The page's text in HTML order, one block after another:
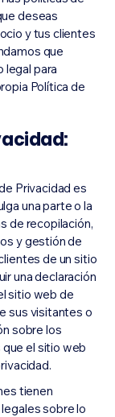
deseas
y tus clientes
que
legal para
Política de
Privacidad es
una parte o la
de recopilación,
y gestión de
de un sitio
una declaración
sitio web de
sus visitantes o
sobre los
el sitio web
tienen
sobre lo